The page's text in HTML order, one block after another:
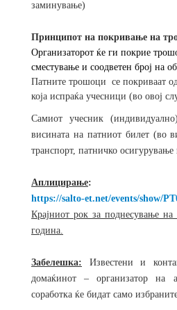
заминување)
Принципот на покривање на
Организаторот ќе ги покрие
сместување и соодветен број на
Патните трошоци се покриваат
која испраќа учесници (во овој
Самиот учесник
висината на патниот билет (во
транспорт, патничко осигурување
Аплицирање:
https://salto-et.net/events/show/
Крајниот рок за поднесување
година.
Забелешка: Известени и
домаќинот – организатор на
соработка ќе бидат само